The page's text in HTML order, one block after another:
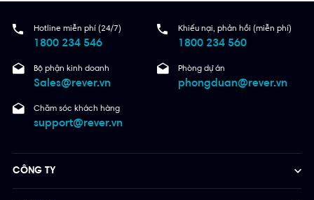
Hotline miễn phí (24/7)
1800 234 546
Khiếu nại, phản hồi (miễn phí)
1800 234 560
Bộ phận kinh doanh
Sales@rever.vn
Phòng dự án
phongduan@rever.vn
Chăm sóc khách hàng
support@rever.vn
CÔNG TY